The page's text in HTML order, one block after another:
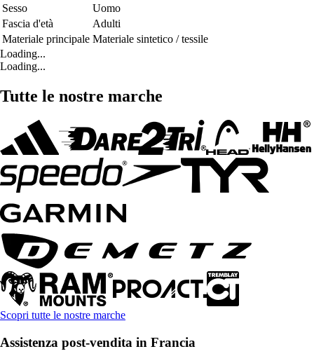
Sesso
Uomo
Fascia d'età
Adulti
Materiale principale Materiale sintetico / tessile
Loading...
Loading...
Tutte le nostre marche
Scopri tutte le nostre marche
Assistenza post-vendita in Francia